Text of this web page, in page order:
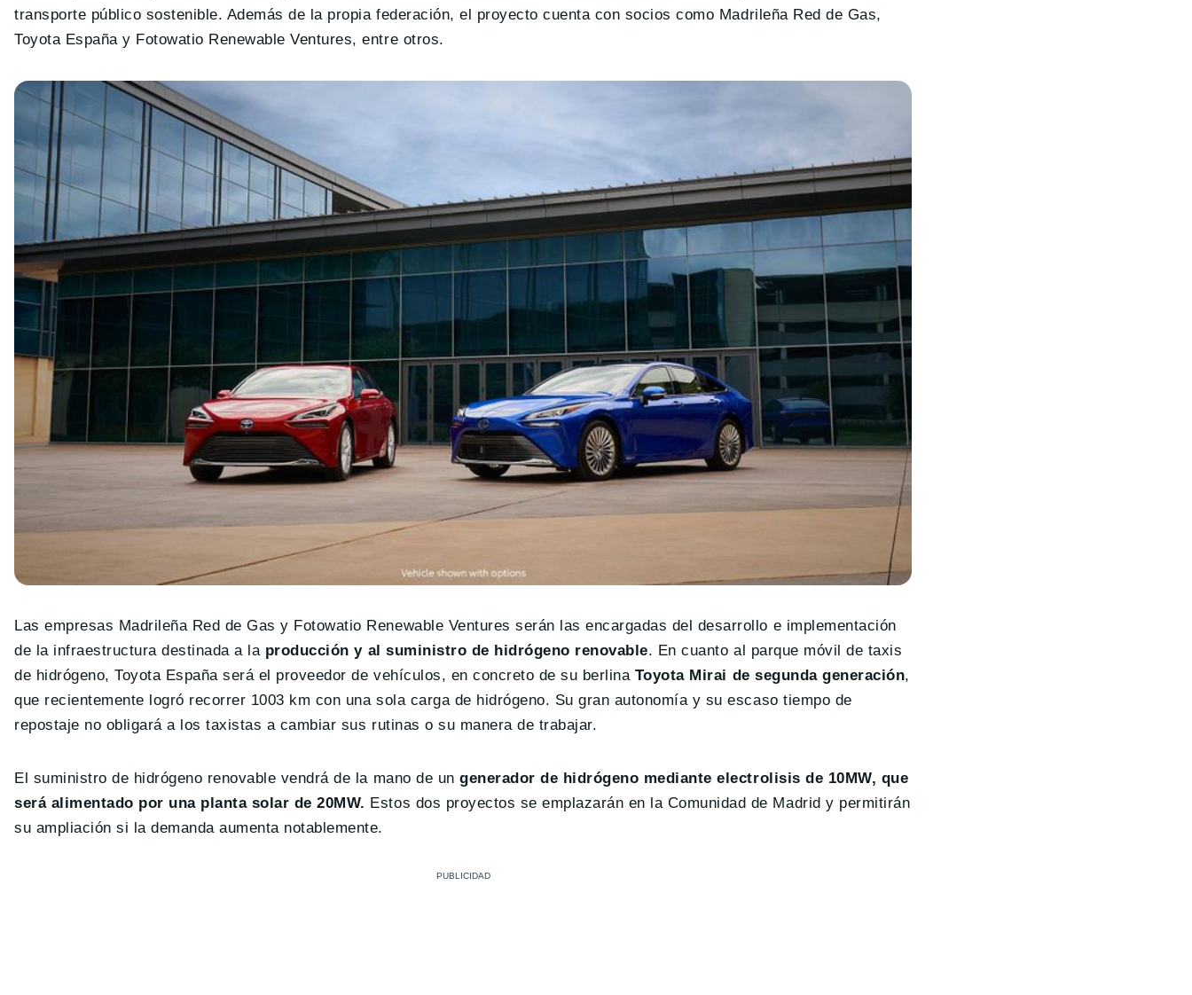
transporte público sostenible. Además de la propia federación, el proyecto cuenta con socios como Madrileña Red de Gas,
Toyota España y Fotowatio Renewable Ventures, entre otros.
Las empresas Madrileña Red de Gas y Fotowatio Renewable Ventures serán las encargadas del desarrollo e implementación
de la infraestructura destinada a laproducción y al suministro de hidrógeno renovable. En cuanto al parque móvil de taxis
de hidrógeno, Toyota España será el proveedor de vehículos, en concreto de su berlina Toyota Mirai de segunda generación,
que recientemente logró recorrer 1003 km con una sola carga de hidrógeno. Su gran autonomía y su escaso tiempo de
repostaje no obligará a los taxistas a cambiar sus rutinas o su manera de trabajar.
El suministro de hidrógeno renovable vendrá de la mano de ungenerador de hidrógeno mediante electrolisis de 10MW, que
será alimentado por una planta solar de 20MW. Estos dos proyectos se emplazarán en la Comunidad de Madrid y permitirán
su ampliación si la demanda aumenta notablemente.